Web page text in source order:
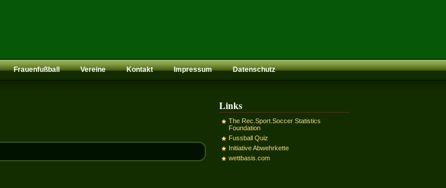
Frauenfußball Vereine Kontakt Impressum Datenschutz
Links
The Rec.Sport.Soccer Statistics
Foundation
Fussball Quiz
Initiative Abwehrkette
wettbasis.com